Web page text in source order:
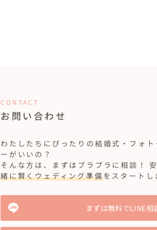
CONTACT
お問い合わせ
わたしたちにぴったりの結婚式・フォト
ーがいいの？
そんな方は、まずはブラプラに相談！
緒に賢くウェディング準備をスタートし
まずは無料でLINE相